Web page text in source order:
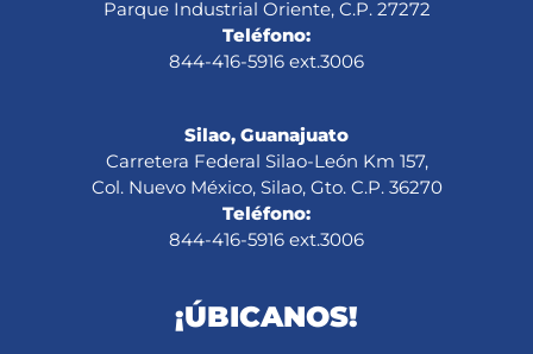
Parque Industrial Oriente, C.P. 27272
Teléfono:
844-416-5916 ext.3006
Silao, Guanajuato
Carretera Federal Silao-León Km 157,
Col. Nuevo México, Silao, Gto. C.P. 36270
Teléfono:
844-416-5916 ext.3006
¡ÚBICANOS!